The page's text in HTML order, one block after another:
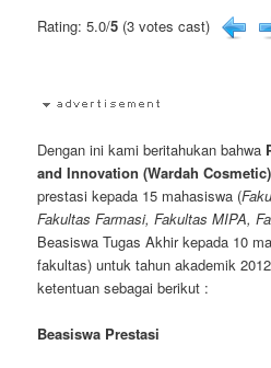
Rating: 5.0/5 (3 votes cast)
Dengan ini kami beritahukan bahwa
and Innovation (Wardah Cosmetic)
prestasi kepada 15 mahasiswa (
Fakultas Farmasi, Fakultas MIPA,
Beasiswa Tugas Akhir kepada 10
fakultas) untuk tahun akademik
ketentuan sebagai berikut :
Beasiswa Prestasi